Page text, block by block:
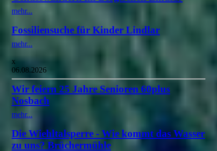
mehr...
Fossiliensuche für Kinder Lindlar
mehr...
x
06.08.2026
Wir feiern 25 Jahre Senioren 60plus
Nosbach
mehr...
Die Wiehltalsperre - Wie kommt das Wasser
zu uns? Brüchermühle